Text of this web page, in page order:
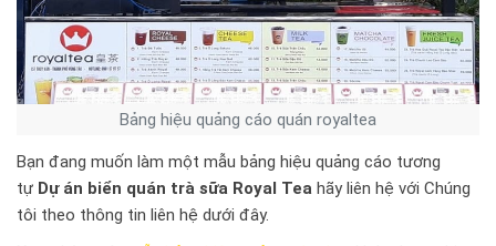
Bảng hiệu quảng cáo quán royaltea
Bạn đang muốn làm một mẫu bảng hiệu quảng cáo tương
tự Dự án biển quán trà sữa Royal Tea hãy liên hệ với Chúng
tôi theo thông tin liên hệ dưới đây.